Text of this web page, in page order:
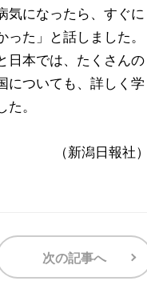
気になったら、すぐに
た」と話しました。
日本では、たくさんの
についても、詳しく学
。
（新潟日報社
次の記事へ